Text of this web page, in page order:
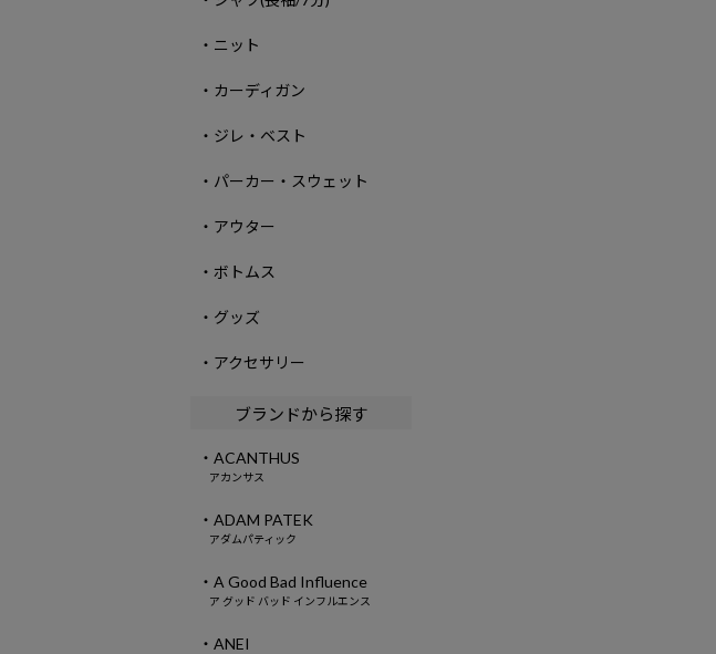
・ニット
・カーディガン
・ジレ・ベスト
・パーカー・スウェット
・アウター
・ボトムス
・グッズ
・アクセサリー
ブランドから探す
・ACANTHUS
アカンサス
・ADAM PATEK
アダムパティック
・A Good Bad Influence
ア グッド バッド インフルエンス
・ANEI